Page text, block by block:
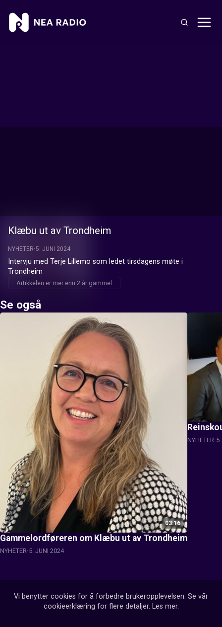
Klæbu ut av Trondheim
NYHETER 5. JUNI 2024
Intervju med Terje Lillemo som ledet tirsdagens møte i
Trondheim
Artikkelen er mer enn 2 år gammel
Se også
03:16
Gammelordføreren om Klæbu ut av Trondheim
NYHETER 5. JUNI 2024
NYHETER
Vi benytter cookies for å forbedre brukeropplevelsen. Se vår
cookieerklæring for flere detaljer. Les mer.